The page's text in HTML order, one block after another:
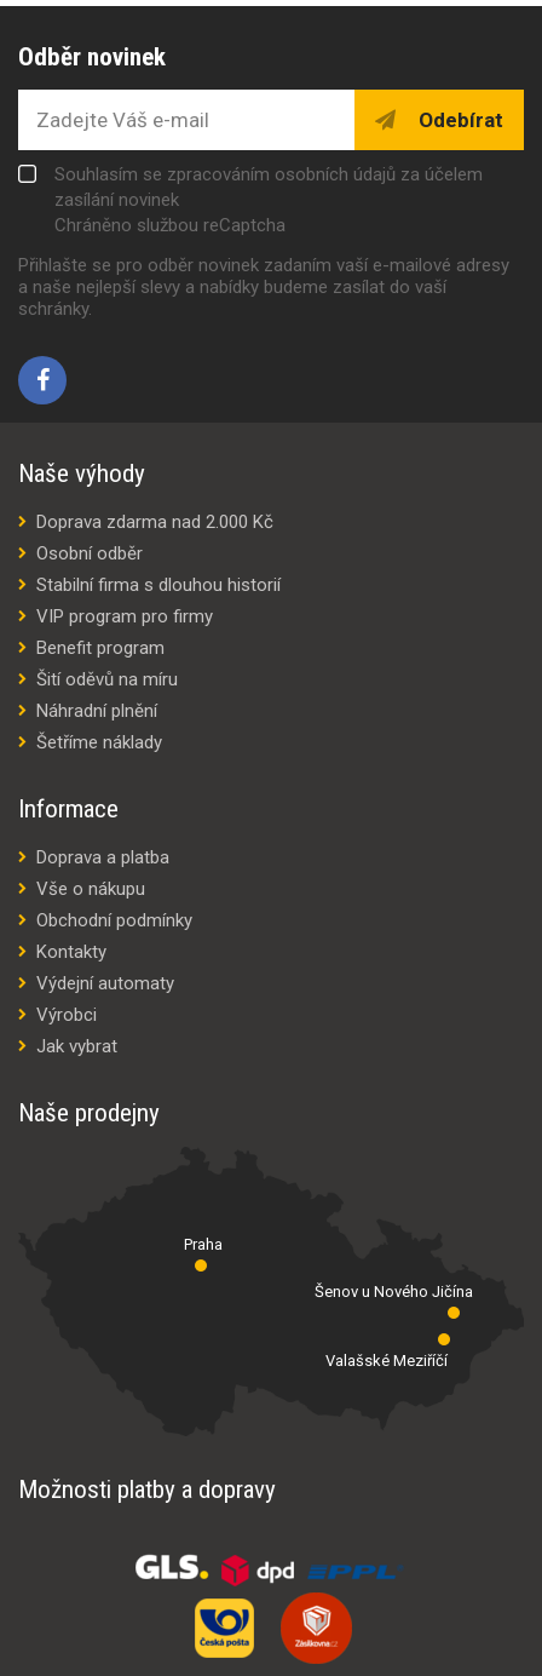
Odběr novinek
Odebírat
Souhlasím se zpracováním osobních údajů za účelem
zasílání novinek
Chráněno službou reCaptcha
Přihlašte se pro odběr novinek zadaním vaší e-mailové adresy
a naše nejlepší slevy a nabídky budeme zasílat do vaší
schránky.
Naše výhody
Doprava zdarma nad 2.000 Kč
Osobní odběr
Stabilní firma s dlouhou historií
VIP program pro firmy
Benefit program
Šití oděvů na míru
Náhradní plnění
Šetříme náklady
Informace
Doprava a platba
Vše o nákupu
Obchodní podmínky
Kontakty
Výdejní automaty
Výrobci
Jak vybrat
Naše prodejny
Praha
Valašské Meziříčí
Šenov u Nového Jičína
Možnosti platby a dopravy